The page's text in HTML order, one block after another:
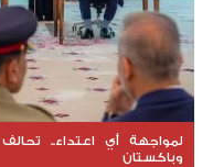
لمواجهة أي اعتداء..
وباكستان